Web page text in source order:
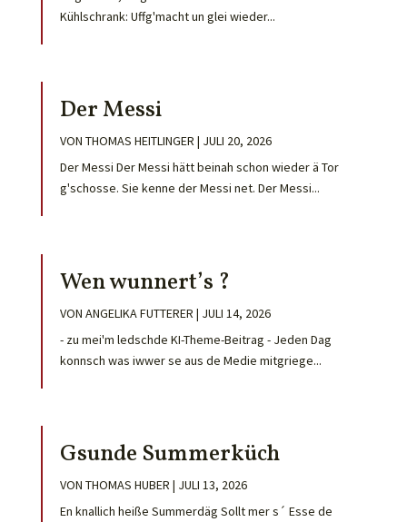
Kühlschrank: Uffg'macht un glei wieder...
Der Messi
VON THOMAS HEITLINGER | JULI 20, 2026
Der Messi Der Messi hätt beinah schon wieder ä Tor
g'schosse. Sie kenne der Messi net. Der Messi...
Wen wunnert’s ?
VON ANGELIKA FUTTERER | JULI 14, 2026
- zu mei'm ledschde KI-Theme-Beitrag - Jeden Dag
konnsch was iwwer se aus de Medie mitgriege...
Gsunde Summerküch
VON THOMAS HUBER | JULI 13, 2026
En knallich heiße Summerdäg Sollt mer s´ Esse de